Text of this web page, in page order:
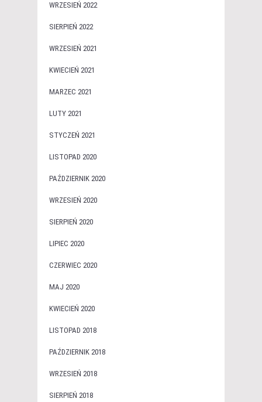
WRZESIEŃ 2022
SIERPIEŃ 2022
WRZESIEŃ 2021
KWIECIEŃ 2021
MARZEC 2021
LUTY 2021
STYCZEŃ 2021
LISTOPAD 2020
PAŹDZIERNIK 2020
WRZESIEŃ 2020
SIERPIEŃ 2020
LIPIEC 2020
CZERWIEC 2020
MAJ 2020
KWIECIEŃ 2020
LISTOPAD 2018
PAŹDZIERNIK 2018
WRZESIEŃ 2018
SIERPIEŃ 2018